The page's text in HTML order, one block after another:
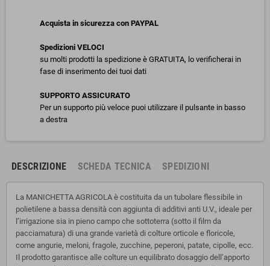
Acquista in sicurezza con PAYPAL
Spedizioni VELOCI
su molti prodotti la spedizione è GRATUITA, lo verificherai in
fase di inserimento dei tuoi dati
SUPPORTO ASSICURATO
Per un supporto più veloce puoi utilizzare il pulsante in basso
a destra
DESCRIZIONE SCHEDA TECNICA SPEDIZIONI
La MANICHETTA AGRICOLA è costituita da un tubolare flessibile in
polietilene a bassa densità con aggiunta di additivi anti U.V., ideale per
l’irrigazione sia in pieno campo che sottoterra (sotto il film da
pacciamatura) di una grande varietà di colture orticole e floricole,
come angurie, meloni, fragole, zucchine, peperoni, patate, cipolle, ecc.
Il prodotto garantisce alle colture un equilibrato dosaggio dell’apporto